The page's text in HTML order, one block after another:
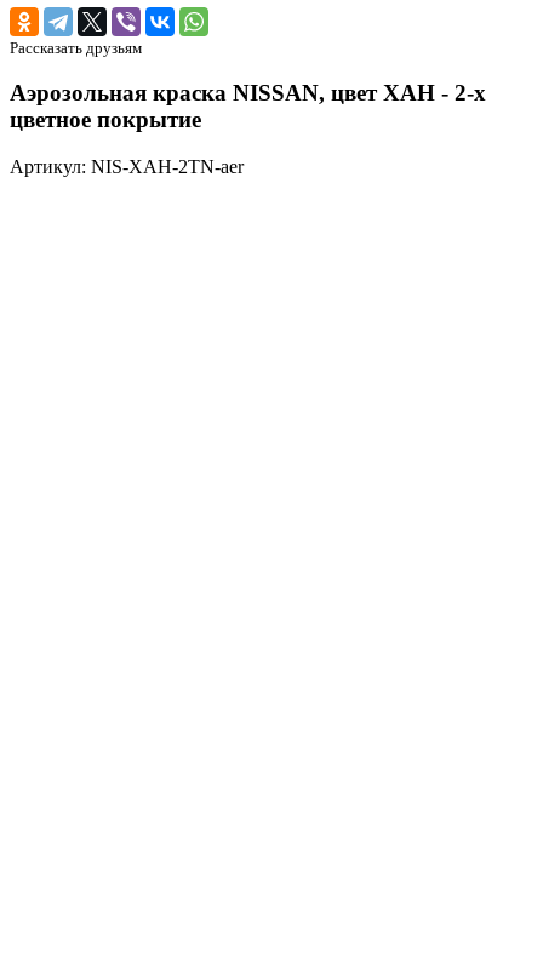
Рассказать друзьям
Аэрозольная краска NISSAN, цвет XAH - 2-х
цветное покрытие
Артикул: NIS-XAH-2TN-aer